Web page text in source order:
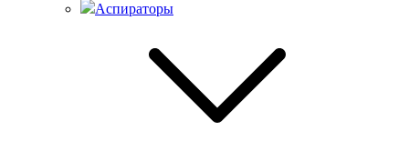
Аспираторы